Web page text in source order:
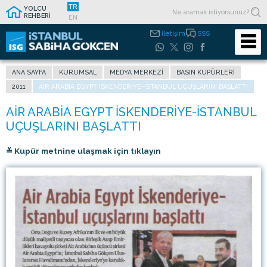
YOLCU
REHBERİ
TR
EN
İletişim SSS
ANA SAYFA KURUMSAL MEDYA MERKEZI
BASIN KUPÜRLERI
2011
AIR ARABIA EGYPT İSKENDERIYE-İSTANBUL UÇUŞLARINI BAŞLATTI
≚ Kupür metnine ulaşmak için tıklayın